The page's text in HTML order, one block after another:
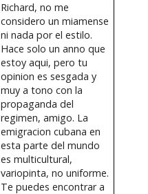
Richard, no me
considero un miamense
ni nada por el estilo.
Hace solo un anno que
estoy aqui, pero tu
opinion es sesgada y
muy a tono con la
propaganda del
regimen, amigo. La
emigracion cubana en
esta parte del mundo
es multicultural,
variopinta, no uniforme.
Te puedes encontrar a